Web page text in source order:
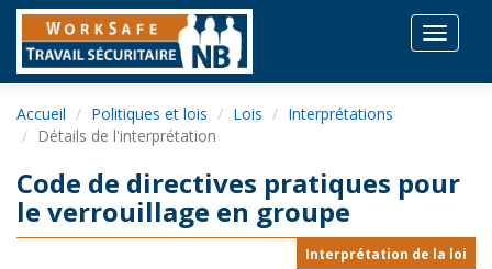
Toggle
Accueil Politiques et lois Lois
Interprétations
Détails de l'interprétation
Code de directives pratiques pour
le verrouillage en groupe
Interprétation de la loi